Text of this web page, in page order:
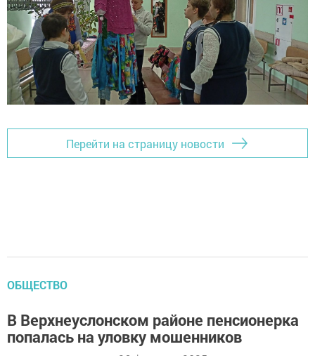
Перейти на страницу новости
ОБЩЕСТВО
В Верхнеуслонском районе пенсионерка
попалась на уловку мошенников